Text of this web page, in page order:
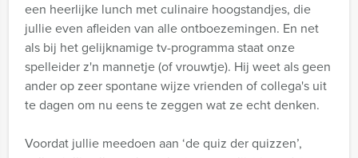
een heerlijke lunch met culinaire hoogstandjes, die
jullie even afleiden van alle ontboezemingen. En net
als bij het gelijknamige tv-programma staat onze
spelleider z'n mannetje (of vrouwtje). Hij weet als geen
ander op zeer spontane wijze vrienden of collega's uit
te dagen om nu eens te zeggen wat ze echt denken.
Voordat jullie meedoen aan ‘de quiz der quizzen’,